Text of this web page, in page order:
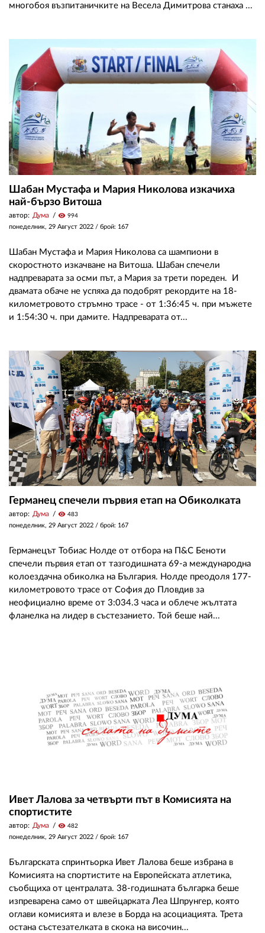
многобоя възпитаничките на Весела Димитрова станаха ...
Шабан Мустафа и Мария Николова изкачиха
най-бързо Витоша
автор: Дума visibility 994
понеделник, 29 Август 2022 / брой: 167
Шабан Мустафа и Мария Николова са шампиони в
скоростното изкачване на Витоша. Шабан спечели
надпреварата за осми път, а Мария за трети пореден. И
двамата обаче не успяха да подобрят рекордите на 18-
километровото стръмно трасе - от 1:36:45 ч. при мъжете
и 1:54:30 ч. при дамите. Надпреварата от...
Германец спечели първия етап на Обиколката
автор: Дума visibility 483
понеделник, 29 Август 2022 / брой: 167
Германецът Тобиас Нолде от отбора на П&C Беноти
спечели първия етап от тазгодишната 69-а международна
колоездачна обиколка на България. Нолде преодоля 177-
километровото трасе от София до Пловдив за
неофициално време от 3:034.3 часа и облече жълтата
фланелка на лидер в състезанието. Той беше най...
Ивет Лалова за четвърти път в Комисията на
спортистите
автор: Дума visibility 482
понеделник, 29 Август 2022 / брой: 167
Българската спринтьорка Ивет Лалова беше избрана в
Комисията на спортистите на Европейската атлетика,
съобщиха от централата. 38-годишната българка беше
изпреварена само от швейцарката Леа Шпрунгер, която
оглави комисията и влезе в Борда на асоциацията. Трета
остана състезателката в скока на височин...